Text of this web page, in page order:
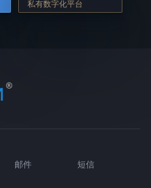
私有数字化平台
邮件
短信